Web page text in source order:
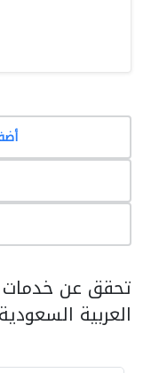
تحقق عن
العربية السعودية